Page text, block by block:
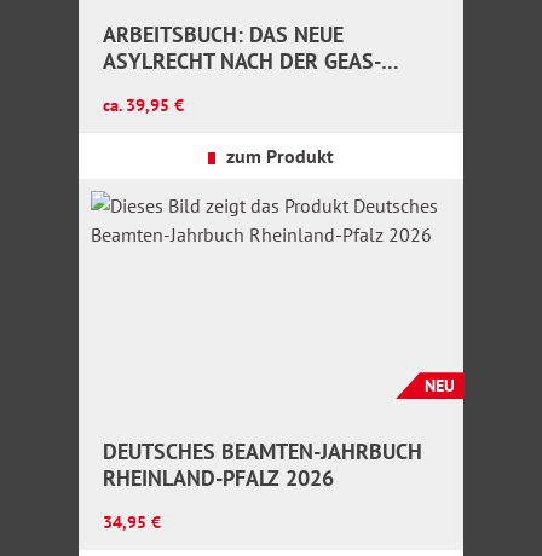
ARBEITSBUCH: DAS NEUE
ASYLRECHT NACH DER GEAS-
Regulärer Preis:
ca. 39,95 €
zum Produkt
NEU
DEUTSCHES BEAMTEN-JAHRBUCH
RHEINLAND-PFALZ 2026
Regulärer Preis:
34,95 €